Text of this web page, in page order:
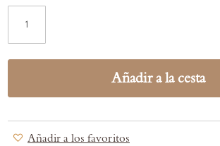
Añadir a la cesta
Añadir a los favoritos